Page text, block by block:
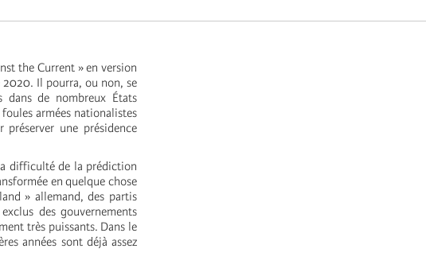
the Current » en version
Il pourra, ou non, se
dans de nombreux États
armées nationalistes
préserver une présidence
difficulté de la prédiction
en quelque chose
» allemand, des partis
des gouvernements
très puissants. Dans le
années sont déjà assez